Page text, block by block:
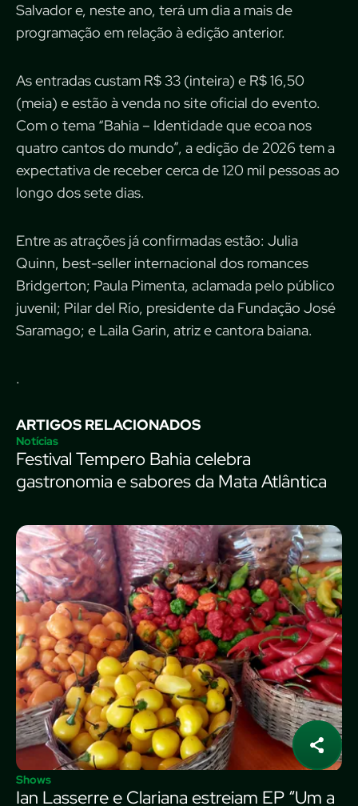
Salvador e, neste ano, terá um dia a mais de
programação em relação à edição anterior.
As entradas custam R$ 33 (inteira) e R$ 16,50
(meia) e estão à venda no site oficial do evento.
Com o tema “Bahia – Identidade que ecoa nos
quatro cantos do mundo”, a edição de 2026 tem a
expectativa de receber cerca de 120 mil pessoas ao
longo dos sete dias.
Entre as atrações já confirmadas estão: Julia
Quinn, best-seller internacional dos romances
Bridgerton; Paula Pimenta, aclamada pelo público
juvenil; Pilar del Río, presidente da Fundação José
Saramago; e Laila Garin, atriz e cantora baiana.
.
ARTIGOS RELACIONADOS
Notícias
Festival Tempero Bahia celebra
gastronomia e sabores da Mata Atlântica
Shows
Ian Lasserre e Clariana estreiam EP “Um a